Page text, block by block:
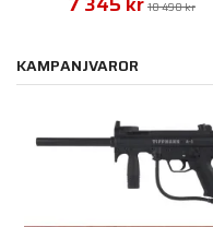
10 490 kr
KAMPANJVAROR